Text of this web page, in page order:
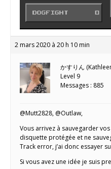
2 mars 2020 à 20 h 10 min
かすりん
Level 9
Messages : 885
@Mutt2828, @Outlaw,
Vous arrivez à sauvegarder
disquette protégée et ne
Track error, j’ai donc essayer
Si vous avez une idée je suis